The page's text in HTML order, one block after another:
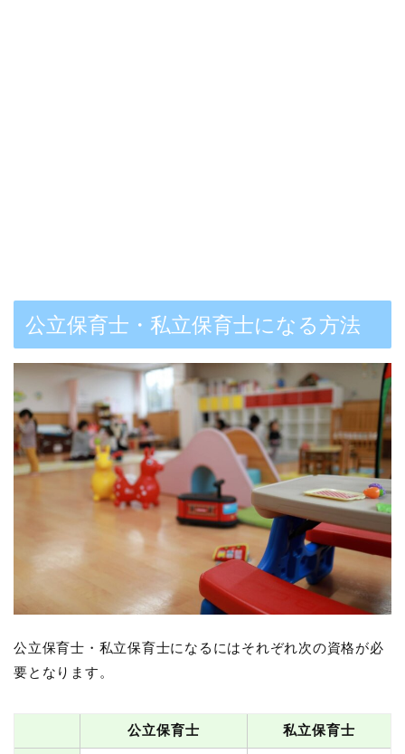
公立保育士・私立保育士になる方法
公立保育士・私立保育士になるにはそれぞれ次の資格が必
要となります。
公立保育士 私立保育士